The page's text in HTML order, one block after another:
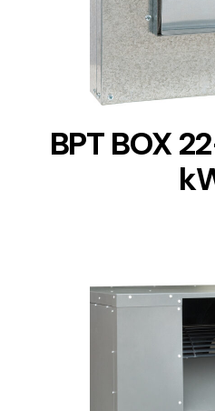
BPT BOX